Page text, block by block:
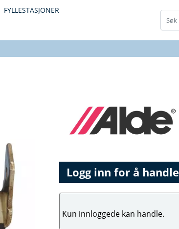
FYLLESTASJONER
Logg inn for å handle
Kun innloggede kan handle.